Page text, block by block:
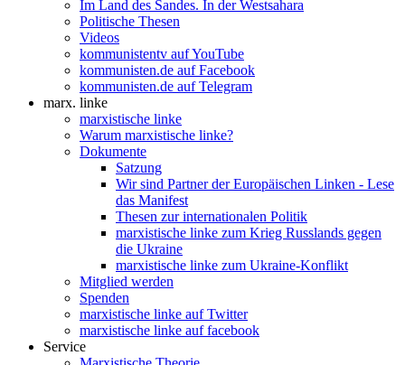
Im Land des Sandes. In der Westsahara
Politische Thesen
Videos
kommunistentv auf YouTube
kommunisten.de auf Facebook
kommunisten.de auf Telegram
marx. linke
marxistische linke
Warum marxistische linke?
Dokumente
Satzung
Wir sind Partner der Europäischen Linken - Lese
das Manifest
Thesen zur internationalen Politik
marxistische linke zum Krieg Russlands gegen
die Ukraine
marxistische linke zum Ukraine-Konflikt
Mitglied werden
Spenden
marxistische linke auf Twitter
marxistische linke auf facebook
Service